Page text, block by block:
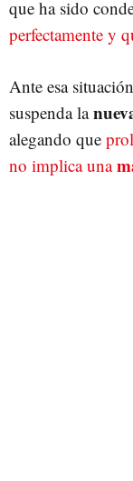
que ha sido
perfectamente y
Ante esa
suspenda la
alegando que
no implica una